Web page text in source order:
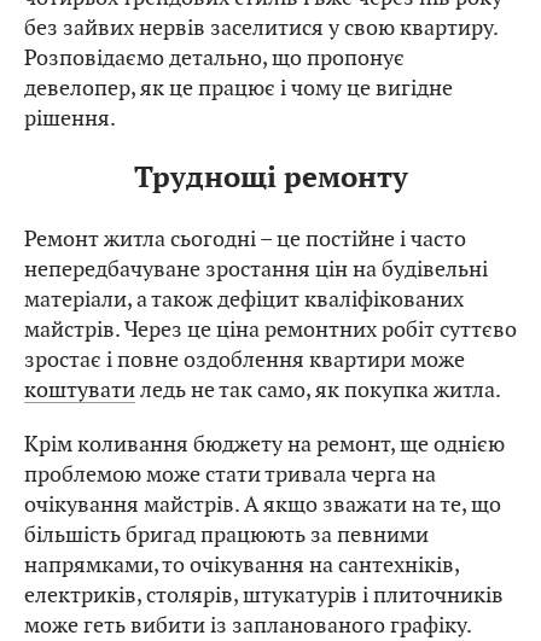
без зайвих нервів заселитися у свою квартиру.
Розповідаємо детально, що пропонує
девелопер, як це працює і чому це вигідне
рішення.
Труднощі ремонту
Ремонт житла сьогодні – це постійне і часто
непередбачуване зростання цін на будівельні
матеріали, а також дефіцит кваліфікованих
майстрів. Через це ціна ремонтних робіт суттєво
зростає і повне оздоблення квартири може
коштуватиледь не так само, як покупка житла.
Крім коливання бюджету на ремонт, ще однією
проблемою може стати тривала черга на
очікування майстрів. А якщо зважати на те, що
більшість бригад працюють за певними
напрямками, то очікування на сантехніків,
електриків, столярів, штукатурів і плиточників
може геть вибити із запланованого графіку.